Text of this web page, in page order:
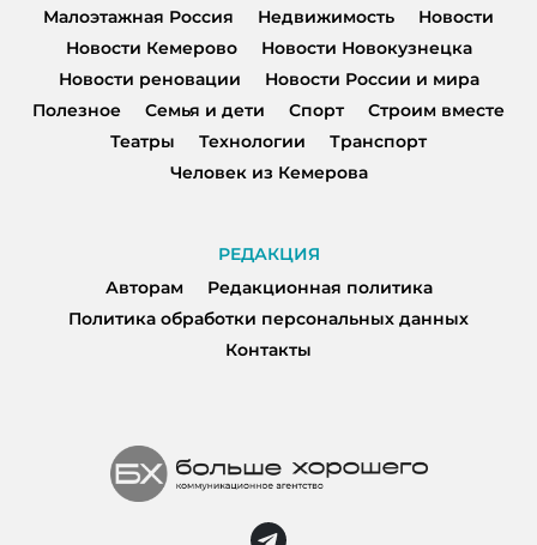
Малоэтажная Россия
Недвижимость
Новости
Новости Кемерово
Новости Новокузнецка
Новости реновации
Новости России и мира
Полезное
Семья и дети Спорт
Строим вместе
Театры
Технологии
Транспорт
Человек из Кемерова
РЕДАКЦИЯ
Авторам
Редакционная политика
Политика обработки персональных данных
Контакты